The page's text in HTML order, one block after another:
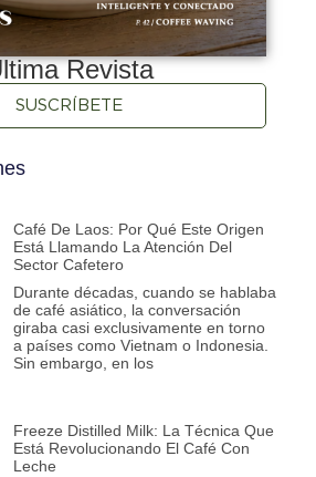
Revista
SUSCRÍBETE
Café De Laos: Por Qué Este Origen
Está Llamando La Atención Del
Sector Cafetero
Durante décadas, cuando se hablaba
de café asiático, la conversación
giraba casi exclusivamente en torno
a países como Vietnam o Indonesia.
Sin embargo, en los
Freeze Distilled Milk: La Técnica Que
Está Revolucionando El Café Con
Leche